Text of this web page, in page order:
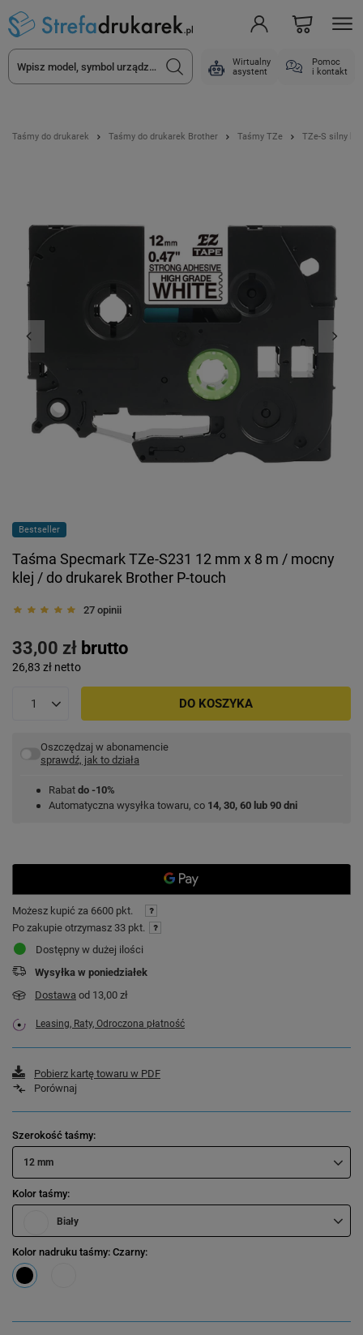
Wirtualny
asystent
Pomoc
i kontakt
Taśmy do drukarek Taśmy do drukarek Brother Taśmy TZe TZe-S silny
Bestseller
Taśma Specmark TZe-S231 12 mm x 8 m / mocny
klej / do drukarek Brother P-touch
27 opinii
33,00 zł brutto
26,83 zł netto
DO KOSZYKA
Oszczędzaj w abonamencie
sprawdź, jak to działa
Rabat do -10%
Automatyczna wysyłka towaru, co 14, 30, 60 lub 90 dni
Możesz kupić za 6600 pkt.
Po zakupie otrzymasz 33 pkt.
Dostępny w dużej ilości
Wysyłka w poniedziałek
Dostawa od 13,00 zł
Leasing, Raty, Odroczona płatność
Pobierz kartę towaru w PDF
Porównaj
Szerokość taśmy
12 mm
Kolor taśmy
Biały
Kolor nadruku taśmy: Czarny